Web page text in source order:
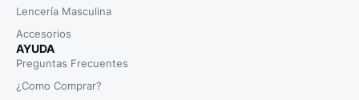
Lencería Masculina
Accesorios
AYUDA
Preguntas Frecuentes
¿Como Comprar?